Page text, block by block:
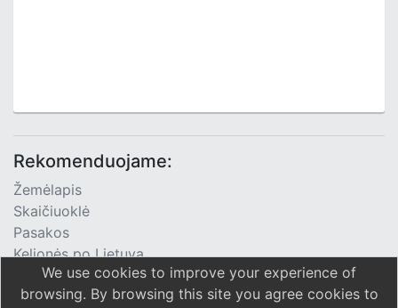
Rekomenduojame:
Žemėlapis
Skaičiuoklė
Pasakos
Kelionės po Lietuvą
TV Programa
We use cookies to improve your experience of
browsing. By browsing this site you agree cookies to